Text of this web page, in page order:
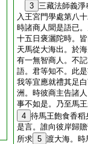
3 三藏法師
入王宮門學處第八
時諸商人聞是語已
十五日褒灑陀時。
天馬從大海出。於
有一無智商人。不
語。君等知不。此
我等宜應就禮其足
洲。時彼商主告諸
事不如是。乃至馬
4 待馬王飽食香
是言。誰向彼岸歸
所求 5 渡大海。時